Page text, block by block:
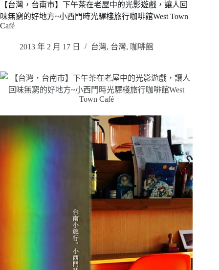
【台灣，台南市】下午茶在老屋中的光影遊戲，讓人回
味無窮的好地方~小西門時光驛棧旅行咖啡館West Town
Café
2013 年 2 月 17 日 台灣, 台灣, 咖啡館